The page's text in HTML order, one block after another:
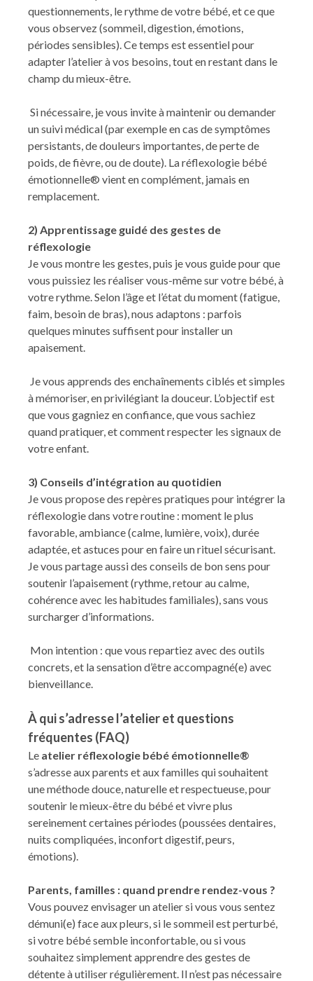
questionnements, le rythme de votre bébé, et ce que
vous observez (sommeil, digestion, émotions,
périodes sensibles). Ce temps est essentiel pour
adapter l’atelier à vos besoins, tout en restant dans le
champ du mieux-être.
Si nécessaire, je vous invite à maintenir ou demander
un suivi médical (par exemple en cas de symptômes
persistants, de douleurs importantes, de perte de
poids, de fièvre, ou de doute). La réflexologie bébé
émotionnelle® vient en complément, jamais en
remplacement.
2) Apprentissage guidé des gestes de
réflexologie
Je vous montre les gestes, puis je vous guide pour que
vous puissiez les réaliser vous-même sur votre bébé, à
votre rythme. Selon l’âge et l’état du moment (fatigue,
faim, besoin de bras), nous adaptons : parfois
quelques minutes suffisent pour installer un
apaisement.
Je vous apprends des enchaînements ciblés et simples
à mémoriser, en privilégiant la douceur. L’objectif est
que vous gagniez en confiance, que vous sachiez
quand pratiquer, et comment respecter les signaux de
votre enfant.
3) Conseils d’intégration au quotidien
Je vous propose des repères pratiques pour intégrer la
réflexologie dans votre routine : moment le plus
favorable, ambiance (calme, lumière, voix), durée
adaptée, et astuces pour en faire un rituel sécurisant.
Je vous partage aussi des conseils de bon sens pour
soutenir l’apaisement (rythme, retour au calme,
cohérence avec les habitudes familiales), sans vous
surcharger d’informations.
Mon intention : que vous repartiez avec des outils
concrets, et la sensation d’être accompagné(e) avec
bienveillance.
À qui s’adresse l’atelier et questions
fréquentes (FAQ)
Le atelier réflexologie bébé émotionnelle®
s’adresse aux parents et aux familles qui souhaitent
une méthode douce, naturelle et respectueuse, pour
soutenir le mieux-être du bébé et vivre plus
sereinement certaines périodes (poussées dentaires,
nuits compliquées, inconfort digestif, peurs,
émotions).
Parents, familles : quand prendre rendez-vous ?
Vous pouvez envisager un atelier si vous vous sentez
démuni(e) face aux pleurs, si le sommeil est perturbé,
si votre bébé semble inconfortable, ou si vous
souhaitez simplement apprendre des gestes de
détente à utiliser régulièrement. Il n’est pas nécessaire